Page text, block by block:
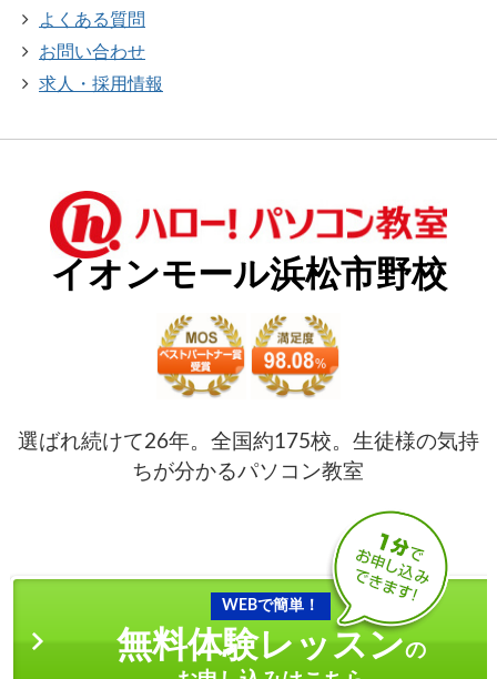
よくある質問
お問い合わせ
求人・採用情報
イオンモール浜松市野校
選ばれ続けて26年。全国約175校。生徒様の気持
ちが分かるパソコン教室
WEBで簡単！
無料体験レッスンの